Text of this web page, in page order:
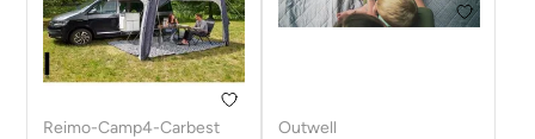
Reimo-Camp4-Carbest
Outwell